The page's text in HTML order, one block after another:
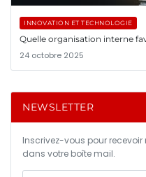
INNOVATION ET TECHNOLOGIE
Quelle organisation interne
24 octobre 2025
NEWSLETTER
Inscrivez-vous pour
dans votre boîte mail.